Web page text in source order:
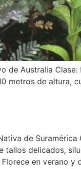
Australia
metros de
de
delicados,
en verano